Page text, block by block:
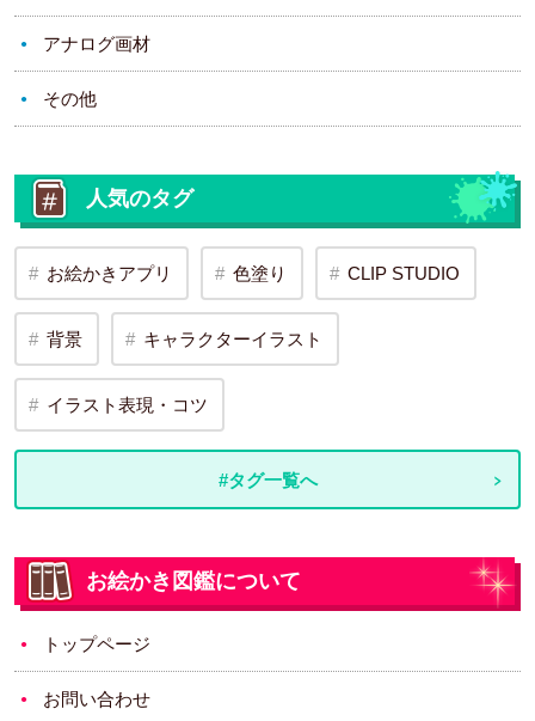
アナログ画材
その他
人気のタグ
お絵かきアプリ 色塗り CLIP STUDIO
背景 キャラクターイラスト
イラスト表現・コツ
#タグ一覧へ
お絵かき図鑑について
トップページ
お問い合わせ